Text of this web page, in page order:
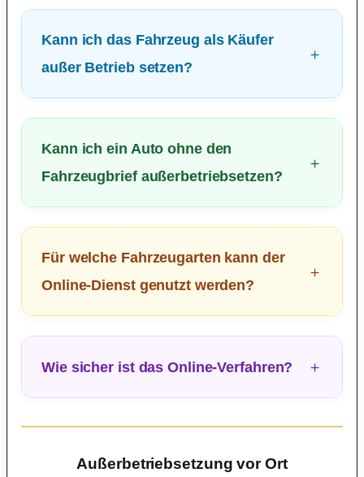
Kann ich das Fahrzeug als Käufer
außer Betrieb setzen?
Kann ich ein Auto ohne den
Fahrzeugbrief außerbetriebsetzen?
Für welche Fahrzeugarten kann der
Online-Dienst genutzt werden?
Wie sicher ist das Online-Verfahren?
Außerbetriebsetzung vor Ort